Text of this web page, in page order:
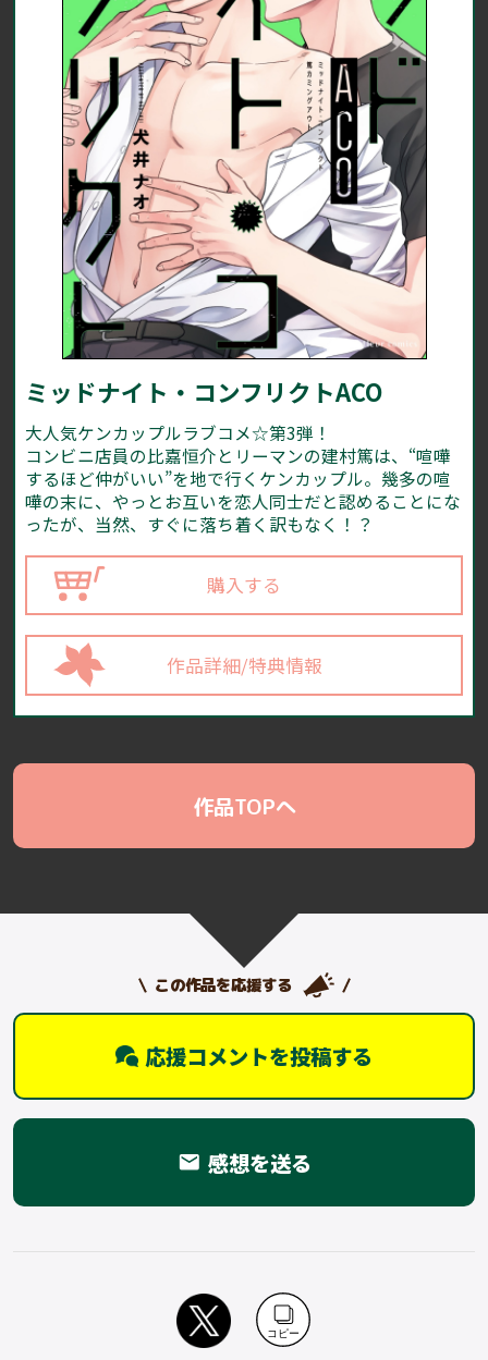
ミッドナイト・コンフリクトACO
大人気ケンカップルラブコメ☆第3弾！
コンビニ店員の比嘉恒介とリーマンの建村篤は、“喧嘩
するほど仲がいい”を地で行くケンカップル。幾多の喧
嘩の末に、やっとお互いを恋人同士だと認めることにな
ったが、当然、すぐに落ち着く訳もなく！？
購入する
作品詳細/特典情報
作品TOPへ
この作品を応援する
応援コメントを投稿する
email 感想を送る
コピー